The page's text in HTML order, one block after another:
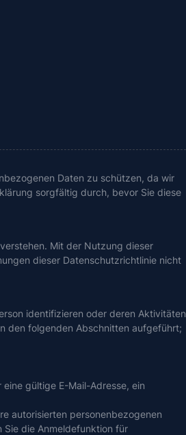
Daten zu schützen, da wir
sorgfältig durch, bevor Sie diese
Mit der Nutzung dieser
dieser Datenschutzrichtlinie nicht
identifizieren oder deren Aktivitäten
den folgenden Abschnitten aufgeführt;
gültige E-Mail-Adresse, ein
autorisierten personenbezogenen
die Anmeldefunktion für